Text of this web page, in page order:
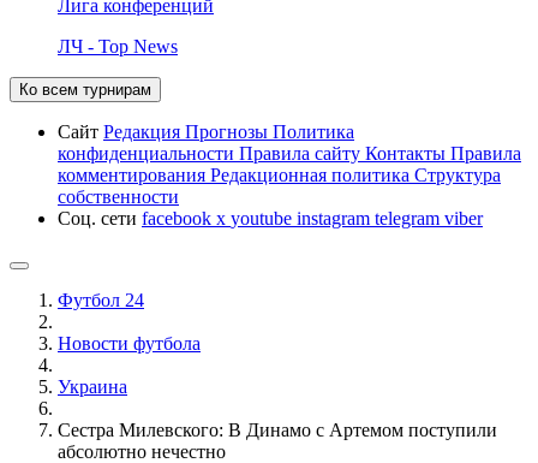
Лига конференций
ЛЧ - Top News
Ко всем турнирам
Сайт Редакция Прогнозы Политика
конфиденциальности Правила сайту Контакты Правила
комментирования Редакционная политика Структура
собственности
Соц. сети facebook x youtube instagram telegram viber
Футбол 24
Новости футбола
Украина
Сестра Милевского: В Динамо с Артемом поступили
абсолютно нечестно